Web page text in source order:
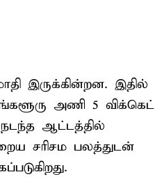
இருக்கின்றன. இதில்
அணி 5 விக்கெட்
ஆட்டத்தில்
சரிசம பலத்துடன்